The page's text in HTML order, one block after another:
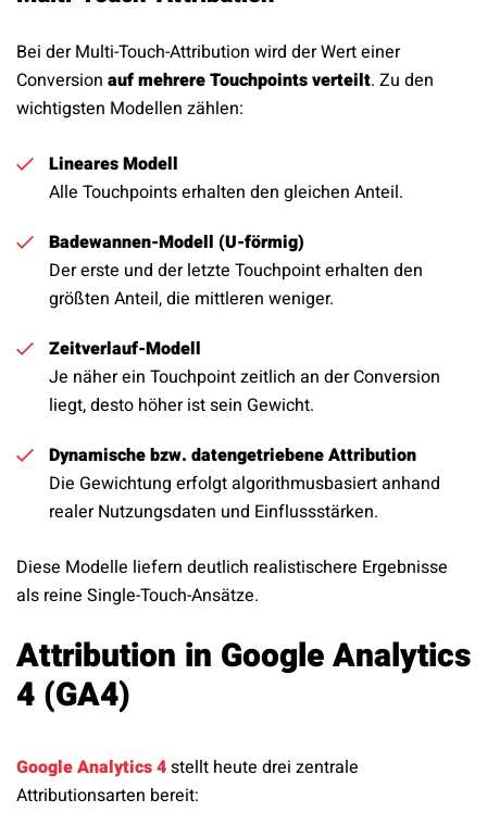
Bei der Multi-Touch-Attribution wird der Wert einer
Conversion auf mehrere Touchpoints verteilt. Zu den
wichtigsten Modellen zählen:
Lineares Modell
Alle Touchpoints erhalten den gleichen Anteil.
Badewannen-Modell (U-förmig)
Der erste und der letzte Touchpoint erhalten den
größten Anteil, die mittleren weniger.
Zeitverlauf-Modell
Je näher ein Touchpoint zeitlich an der Conversion
liegt, desto höher ist sein Gewicht.
Dynamische bzw. datengetriebene Attribution
Die Gewichtung erfolgt algorithmusbasiert anhand
realer Nutzungsdaten und Einflussstärken.
Diese Modelle liefern deutlich realistischere Ergebnisse
als reine Single-Touch-Ansätze.
Attribution in Google Analytics
4 (GA4)
Google Analytics 4stellt heute drei zentrale
Attributionsarten bereit: